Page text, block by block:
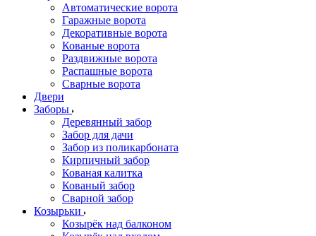
Автоматические ворота
Гаражные ворота
Декоративные ворота
Кованые ворота
Раздвижные ворота
Распашные ворота
Сварные ворота
Двери
Заборы
Деревянный забор
Забор для дачи
Забор из поликарбоната
Кирпичный забор
Кованая калитка
Кованый забор
Сварной забор
Козырьки
Козырёк над балконом